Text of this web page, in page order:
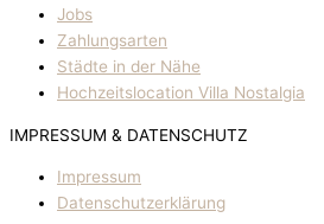
Jobs
Zahlungsarten
Städte in der Nähe
Hochzeitslocation Villa Nostalgia
IMPRESSUM & DATENSCHUTZ
Impressum
Datenschutzerklärung